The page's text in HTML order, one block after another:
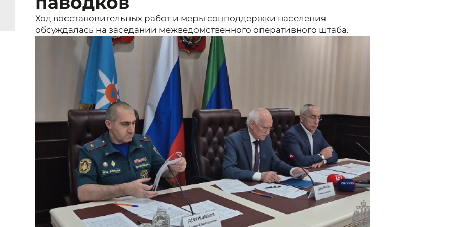
Ход восстановительных работ и меры соцподдержки населения
обсуждалась на заседании межведомственного оперативного штаба.